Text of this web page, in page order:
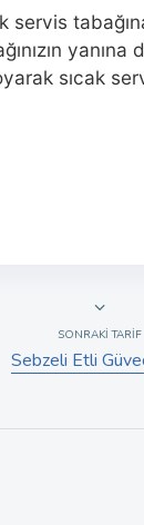
servis
sıcak
SONRAKI TARIF
Sebzeli Etli